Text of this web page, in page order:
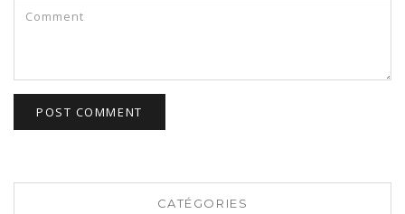
CATÉGORIES